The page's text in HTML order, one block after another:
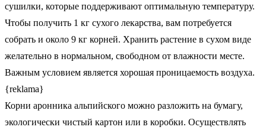
сушилки, которые поддерживают оптимальную температуру.
Чтобы получить 1 кг сухого лекарства, вам потребуется
собрать и около 9 кг корней. Хранить растение в сухом виде
желательно в нормальном, свободном от влажности месте.
Важным условием является хорошая проницаемость воздуха.
{reklama}
Корни аронника альпийского можно разложить на бумагу,
экологически чистый картон или в коробки. Осуществлять